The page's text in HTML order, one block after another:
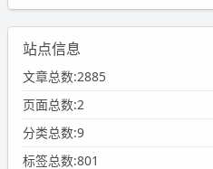
站点信息
文章总数:2885
页面总数:2
分类总数:9
标签总数:801